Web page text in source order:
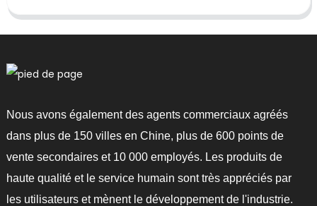
Nous avons également des agents commerciaux agréés
dans plus de 150 villes en Chine, plus de 600 points de
vente secondaires et 10 000 employés. Les produits de
haute qualité et le service humain sont très appréciés par
les utilisateurs et mènent le développement de l'industrie.